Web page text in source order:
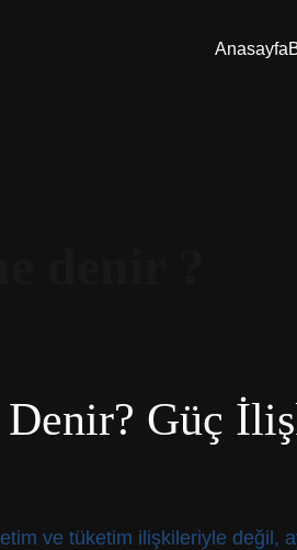
Anasayfa
Güç
ve tüketim ilişkileriyle